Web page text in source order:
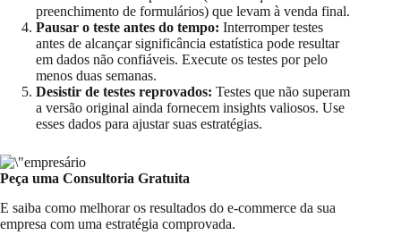
preenchimento de formulários) que levam à venda final.
Pausar o teste antes do tempo: Interromper testes
antes de alcançar significância estatística pode resultar
em dados não confiáveis. Execute os testes por pelo
menos duas semanas.
Desistir de testes reprovados: Testes que não superam
a versão original ainda fornecem insights valiosos. Use
esses dados para ajustar suas estratégias.
Peça uma Consultoria Gratuita
E saiba como melhorar os resultados do e-commerce da sua
empresa com uma estratégia comprovada.